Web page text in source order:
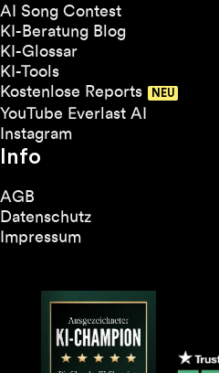
AI Song Contest
KI-Beratung Blog
KI-Glossar
KI-Tools
Kostenlose Reports
YouTube Everlast AI
Instagram
Info
AGB
Datenschutz
Impressum